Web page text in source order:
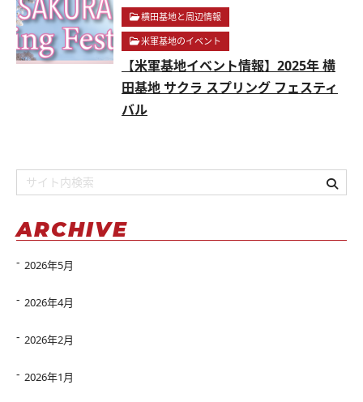
横田基地と周辺情報
米軍基地のイベント
【米軍基地イベント情報】2025年 横
田基地 サクラ スプリング フェスティ
バル
ARCHIVE
2026年5月
2026年4月
2026年2月
2026年1月